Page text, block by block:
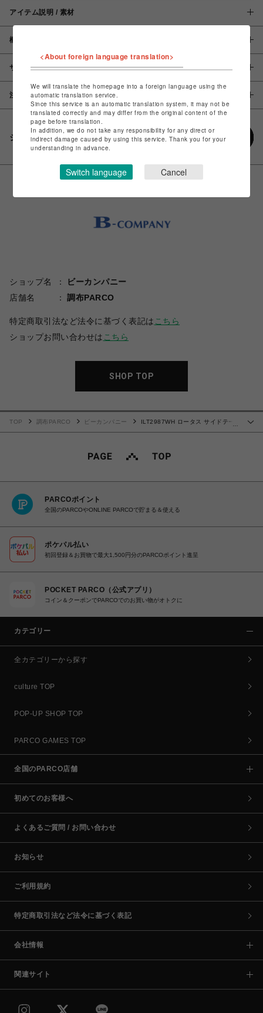
アイテム説明 / 素材
概要
サイズ
注意事項
シェアする
ショップ名
ビーカンパニー
店舗名
調布PARCO
特定商取引法など法令に基づく表記は こちら
ショップお問い合わせは こちら
SHOP TOP
…
TOP 調布PARCO ビーカンパニー
ILT2987WH ロータス サイドテー
PARCOポイント
全国のPARCOやONLINE PARCOで貯まる＆使える
ポケパル払い
初回登録＆お買物で最大1,500円分のPARCOポイント進呈
POCKET PARCO（公式アプリ）
コイン＆クーポンでPARCOでのお買い物がオトクに
カテゴリー
全カテゴリーから探す
culture TOP
POP-UP SHOP TOP
PARCO GAMES TOP
全国のPARCO店舗
初めてのお客様へ
よくあるご質問 / お問い合わせ
お知らせ
ご利用規約
特定商取引法など法令に基づく表記
会社情報
関連サイト
<About foreign language translation>
We will translate the homepage into a foreign language using the
automatic translation service.
Since this service is an automatic translation system, it may not be
translated correctly and may differ from the original content of the
page before translation.
In addition, we do not take any responsibility for any direct or
indirect damage caused by using this service. Thank you for your
understanding in advance.
Switch language Cancel